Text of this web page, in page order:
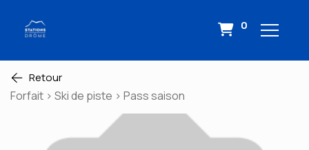
0
Retour
Forfait > Ski de piste > Pass saison